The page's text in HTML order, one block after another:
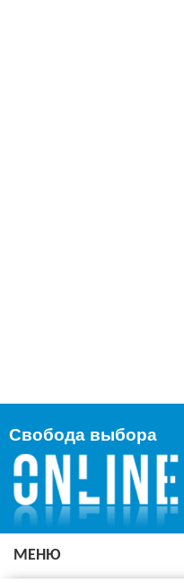
Свобода выбора
МЕНЮ